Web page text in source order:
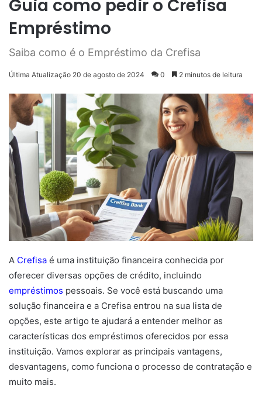
Guia como pedir o Crefisa
Empréstimo
Saiba como é o Empréstimo da Crefisa
Última Atualização 20 de agosto de 2024 0 2 minutos de leitura
A Crefisa é uma instituição financeira conhecida por
oferecer diversas opções de crédito, incluindo
empréstimos pessoais. Se você está buscando uma
solução financeira e a Crefisa entrou na sua lista de
opções, este artigo te ajudará a entender melhor as
características dos empréstimos oferecidos por essa
instituição. Vamos explorar as principais vantagens,
desvantagens, como funciona o processo de contratação e
muito mais.